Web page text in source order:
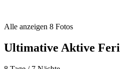
Alle anzeigen 8 Fotos
Ultimative Aktive